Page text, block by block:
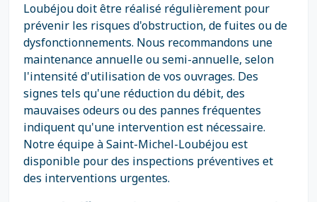
Loubéjou doit être réalisé régulièrement pour
prévenir les risques d'obstruction, de fuites ou de
dysfonctionnements. Nous recommandons une
maintenance annuelle ou semi-annuelle, selon
l'intensité d'utilisation de vos ouvrages. Des
signes tels qu'une réduction du débit, des
mauvaises odeurs ou des pannes fréquentes
indiquent qu'une intervention est nécessaire.
Notre équipe à Saint-Michel-Loubéjou est
disponible pour des inspections préventives et
des interventions urgentes.